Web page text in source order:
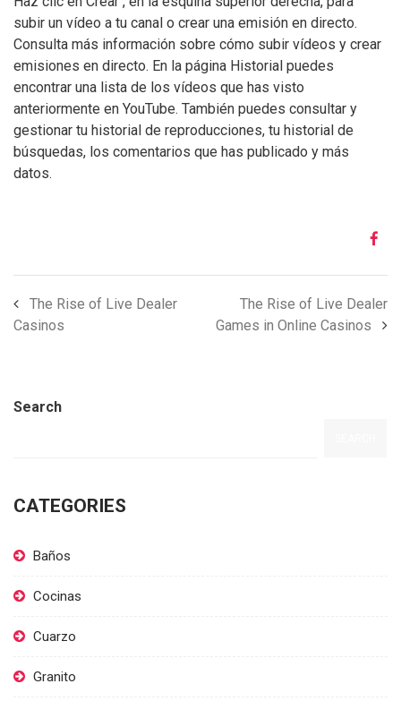
subir un vídeo a tu canal o crear una emisión en directo.
Consulta más información sobre cómo subir vídeos y crear
emisiones en directo. En la página Historial puedes
encontrar una lista de los vídeos que has visto
anteriormente en YouTube. También puedes consultar y
gestionar tu historial de reproducciones, tu historial de
búsquedas, los comentarios que has publicado y más
datos.
The Rise of Live Dealer
Casinos
The Rise of Live Dealer
Games in Online Casinos
Search
CATEGORIES
Baños
Cocinas
Cuarzo
Granito